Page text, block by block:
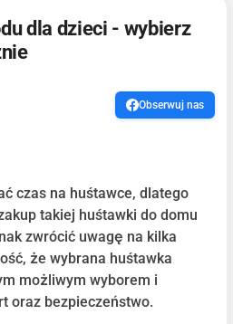
dla dzieci - wybierz
Obserwuj nas
czas na huśtawce, dlatego
takiej huśtawki do domu
zwrócić uwagę na kilka
że wybrana huśtawka
możliwym wyborem i
oraz bezpieczeństwo.